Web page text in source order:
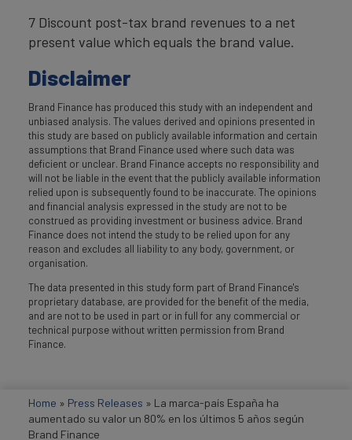
7 Discount post-tax brand revenues to a net
present value which equals the brand value.
Disclaimer
Brand Finance has produced this study with an independent and
unbiased analysis. The values derived and opinions presented in
this study are based on publicly available information and certain
assumptions that Brand Finance used where such data was
deficient or unclear. Brand Finance accepts no responsibility and
will not be liable in the event that the publicly available information
relied upon is subsequently found to be inaccurate. The opinions
and financial analysis expressed in the study are not to be
construed as providing investment or business advice. Brand
Finance does not intend the study to be relied upon for any
reason and excludes all liability to any body, government, or
organisation.
The data presented in this study form part of Brand Finance's
proprietary database, are provided for the benefit of the media,
and are not to be used in part or in full for any commercial or
technical purpose without written permission from Brand
Finance.
Home » Press Releases » La marca-país España ha
aumentado su valor un 80% en los últimos 5 años según
Brand Finance